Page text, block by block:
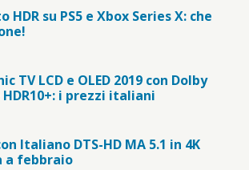
HDR su PS5 e Xbox Series X: che
TV LCD e OLED 2019 con Dolby
HDR10+: i prezzi italiani
Italiano DTS-HD MA 5.1 in 4K
a febbraio